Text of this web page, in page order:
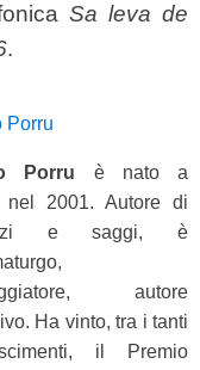
Sa leva de
.
Porru
Porru è nato a
nel 2001. Autore di
e saggi, è
autore
Ha vinto, tra i tanti
il Premio